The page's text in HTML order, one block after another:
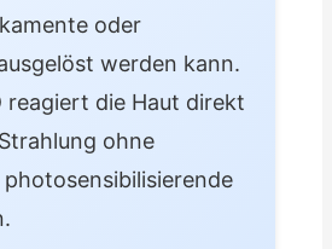
oder
werden kann.
reagiert die Haut direkt
ohne